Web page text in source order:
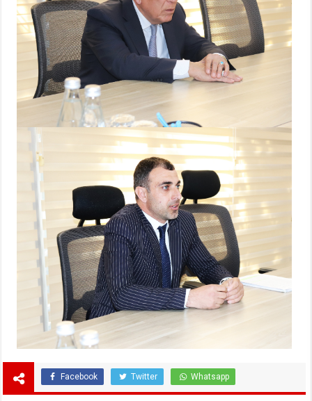
Facebook Twitter Whatsapp